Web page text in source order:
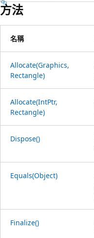
方法
名稱
Allocate(Graphics,
Rectangle)
Allocate(IntPtr,
Rectangle)
Dispose()
Equals(Object)
Finalize()